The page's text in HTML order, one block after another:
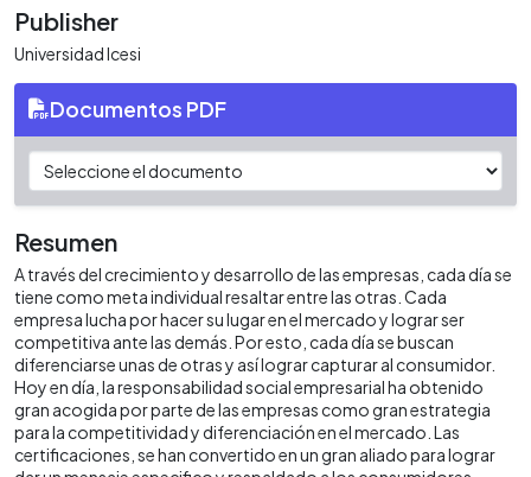
Publisher
Universidad Icesi
Documentos PDF
Resumen
A través del crecimiento y desarrollo de las empresas, cada día se
tiene como meta individual resaltar entre las otras. Cada
empresa lucha por hacer su lugar en el mercado y lograr ser
competitiva ante las demás. Por esto, cada día se buscan
diferenciarse unas de otras y así lograr capturar al consumidor.
Hoy en día, la responsabilidad social empresarial ha obtenido
gran acogida por parte de las empresas como gran estrategia
para la competitividad y diferenciación en el mercado. Las
certificaciones, se han convertido en un gran aliado para lograr